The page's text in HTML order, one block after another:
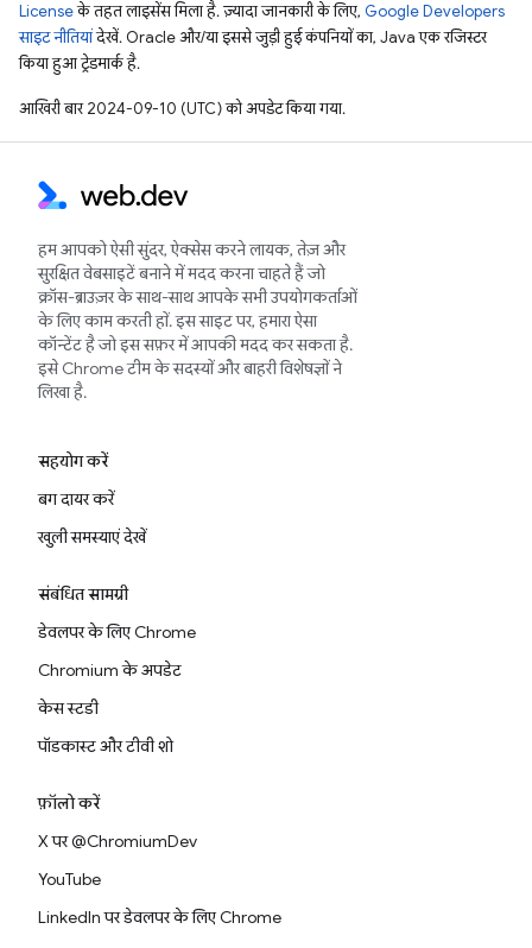
Licenseके तहत लाइसेंस मिला है. ज़्यादा जानकारी के लिए, Google Developers
साइट नीतियांदेखें. Oracle और/या इससे जुड़ी हुई कंपनियों का, Java एक रजिस्टर
किया हुआ ट्रेडमार्क है.
आखिरी बार 2024-09-10 (UTC) को अपडेट किया गया.
हम आपको ऐसी सुंदर, ऐक्सेस करने लायक, तेज़ और
सुरक्षित वेबसाइटें बनाने में मदद करना चाहते हैं जो
क्रॉस-ब्राउज़र के साथ-साथ आपके सभी उपयोगकर्ताओं
के लिए काम करती हों. इस साइट पर, हमारा ऐसा
कॉन्टेंट है जो इस सफ़र में आपकी मदद कर सकता है.
इसे Chrome टीम के सदस्यों और बाहरी विशेषज्ञों ने
लिखा है.
सहयोग करें
बग दायर करें
खुली समस्याएं देखें
संबंधित सामग्री
डेवलपर के लिए Chrome
Chromium के अपडेट
केस स्टडी
पॉडकास्ट और टीवी शो
फ़ॉलो करें
X पर @ChromiumDev
YouTube
LinkedIn पर डेवलपर के लिए Chrome